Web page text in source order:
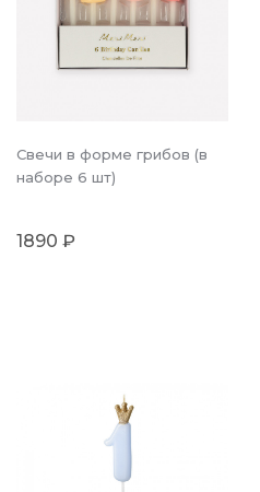
Свечи в форме грибов (в
наборе 6 шт)
1890 ₽